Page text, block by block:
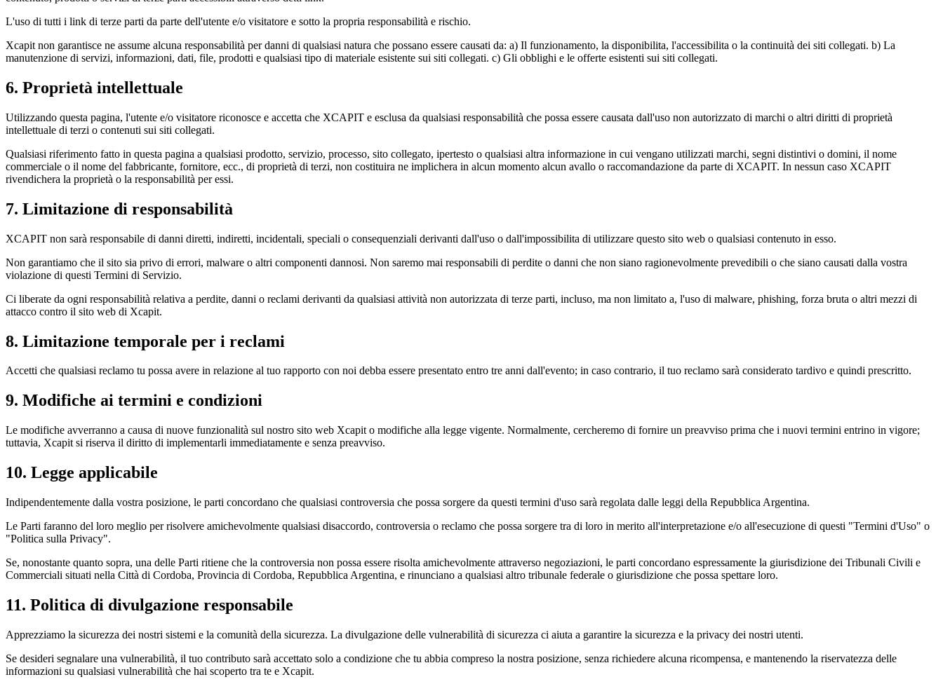
L'uso di tutti i link di terze parti da parte dell'utente e/o visitatore e sotto la propria responsabilità e rischio.
Xcapit non garantisce ne assume alcuna responsabilità per danni di qualsiasi natura che possano essere causati da: a) Il funzionamento, la disponibilita, l'accessibilita o la continuità dei siti collegati. b) La
manutenzione di servizi, informazioni, dati, file, prodotti e qualsiasi tipo di materiale esistente sui siti collegati. c) Gli obblighi e le offerte esistenti sui siti collegati.
6. Proprietà intellettuale
Utilizzando questa pagina, l'utente e/o visitatore riconosce e accetta che XCAPIT e esclusa da qualsiasi responsabilità che possa essere causata dall'uso non autorizzato di marchi o altri diritti di proprietà
intellettuale di terzi o contenuti sui siti collegati.
Qualsiasi riferimento fatto in questa pagina a qualsiasi prodotto, servizio, processo, sito collegato, ipertesto o qualsiasi altra informazione in cui vengano utilizzati marchi, segni distintivi o domini, il nome
commerciale o il nome del fabbricante, fornitore, ecc., di proprietà di terzi, non costituira ne implichera in alcun momento alcun avallo o raccomandazione da parte di XCAPIT. In nessun caso XCAPIT
rivendichera la proprietà o la responsabilità per essi.
7. Limitazione di responsabilità
XCAPIT non sarà responsabile di danni diretti, indiretti, incidentali, speciali o consequenziali derivanti dall'uso o dall'impossibilita di utilizzare questo sito web o qualsiasi contenuto in esso.
Non garantiamo che il sito sia privo di errori, malware o altri componenti dannosi. Non saremo mai responsabili di perdite o danni che non siano ragionevolmente prevedibili o che siano causati dalla vostra
violazione di questi Termini di Servizio.
Ci liberate da ogni responsabilità relativa a perdite, danni o reclami derivanti da qualsiasi attività non autorizzata di terze parti, incluso, ma non limitato a, l'uso di malware, phishing, forza bruta o altri mezzi di
attacco contro il sito web di Xcapit.
8. Limitazione temporale per i reclami
Accetti che qualsiasi reclamo tu possa avere in relazione al tuo rapporto con noi debba essere presentato entro tre anni dall'evento; in caso contrario, il tuo reclamo sarà considerato tardivo e quindi prescritto.
9. Modifiche ai termini e condizioni
Le modifiche avverranno a causa di nuove funzionalità sul nostro sito web Xcapit o modifiche alla legge vigente. Normalmente, cercheremo di fornire un preavviso prima che i nuovi termini entrino in vigore;
tuttavia, Xcapit si riserva il diritto di implementarli immediatamente e senza preavviso.
10. Legge applicabile
Indipendentemente dalla vostra posizione, le parti concordano che qualsiasi controversia che possa sorgere da questi termini d'uso sarà regolata dalle leggi della Repubblica Argentina.
Le Parti faranno del loro meglio per risolvere amichevolmente qualsiasi disaccordo, controversia o reclamo che possa sorgere tra di loro in merito all'interpretazione e/o all'esecuzione di questi "Termini d'Uso" o
"Politica sulla Privacy".
Se, nonostante quanto sopra, una delle Parti ritiene che la controversia non possa essere risolta amichevolmente attraverso negoziazioni, le parti concordano espressamente la giurisdizione dei Tribunali Civili e
Commerciali situati nella Città di Cordoba, Provincia di Cordoba, Repubblica Argentina, e rinunciano a qualsiasi altro tribunale federale o giurisdizione che possa spettare loro.
11. Politica di divulgazione responsabile
Apprezziamo la sicurezza dei nostri sistemi e la comunità della sicurezza. La divulgazione delle vulnerabilità di sicurezza ci aiuta a garantire la sicurezza e la privacy dei nostri utenti.
Se desideri segnalare una vulnerabilità, il tuo contributo sarà accettato solo a condizione che tu abbia compreso la nostra posizione, senza richiedere alcuna ricompensa, e mantenendo la riservatezza delle
informazioni su qualsiasi vulnerabilità che hai scoperto tra te e Xcapit.